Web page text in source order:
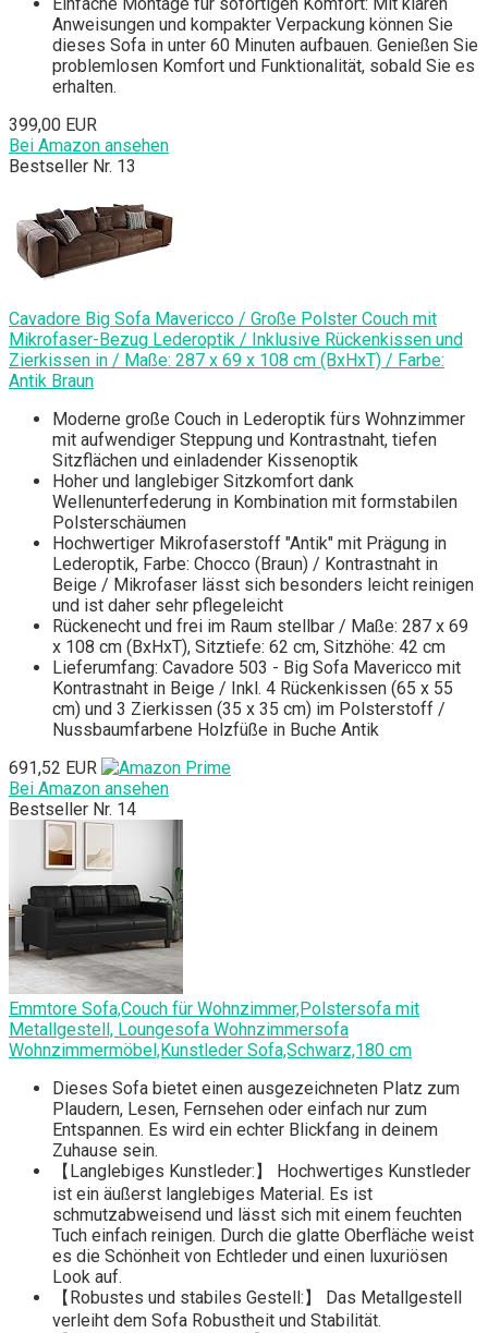
Anweisungen und kompakter Verpackung können Sie
dieses Sofa in unter 60 Minuten aufbauen. Genießen Sie
problemlosen Komfort und Funktionalität, sobald Sie es
erhalten.
399,00 EUR
Bei Amazon ansehen
Bestseller Nr. 13
Cavadore Big Sofa Mavericco / Große Polster Couch mit
Mikrofaser-Bezug Lederoptik / Inklusive Rückenkissen und
Zierkissen in / Maße: 287 x 69 x 108 cm (BxHxT) / Farbe:
Antik Braun
Moderne große Couch in Lederoptik fürs Wohnzimmer
mit aufwendiger Steppung und Kontrastnaht, tiefen
Sitzflächen und einladender Kissenoptik
Hoher und langlebiger Sitzkomfort dank
Wellenunterfederung in Kombination mit formstabilen
Polsterschäumen
Hochwertiger Mikrofaserstoff "Antik" mit Prägung in
Lederoptik, Farbe: Chocco (Braun) / Kontrastnaht in
Beige / Mikrofaser lässt sich besonders leicht reinigen
und ist daher sehr pflegeleicht
Rückenecht und frei im Raum stellbar / Maße: 287 x 69
x 108 cm (BxHxT), Sitztiefe: 62 cm, Sitzhöhe: 42 cm
Lieferumfang: Cavadore 503 - Big Sofa Mavericco mit
Kontrastnaht in Beige / Inkl. 4 Rückenkissen (65 x 55
cm) und 3 Zierkissen (35 x 35 cm) im Polsterstoff /
Nussbaumfarbene Holzfüße in Buche Antik
691,52 EUR
Bei Amazon ansehen
Bestseller Nr. 14
Emmtore Sofa,Couch für Wohnzimmer,Polstersofa mit
Metallgestell, Loungesofa Wohnzimmersofa
Wohnzimmermöbel,Kunstleder Sofa,Schwarz,180 cm
Dieses Sofa bietet einen ausgezeichneten Platz zum
Plaudern, Lesen, Fernsehen oder einfach nur zum
Entspannen. Es wird ein echter Blickfang in deinem
Zuhause sein.
【Langlebiges Kunstleder:】 Hochwertiges Kunstleder
ist ein äußerst langlebiges Material. Es ist
schmutzabweisend und lässt sich mit einem feuchten
Tuch einfach reinigen. Durch die glatte Oberfläche weist
es die Schönheit von Echtleder und einen luxuriösen
Look auf.
【Robustes und stabiles Gestell:】 Das Metallgestell
verleiht dem Sofa Robustheit und Stabilität.